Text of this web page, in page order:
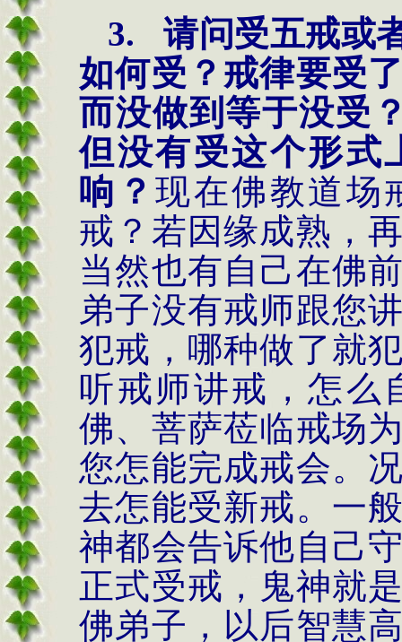
3.
请问受五戒或
如何受 ？ 戒律要受
而没做到等于没受
但没有受这个形式
响 ？ 现在佛教道场
戒？若因缘成熟，
当然也有自己在佛
弟子没有戒师跟您
犯戒，哪种做了就
听戒师讲戒，怎么
佛、菩萨莅临戒场
您怎能完成戒会。
去怎能受新戒。一
神都会告诉他自己
正式受戒，鬼神就
佛弟子，以后智慧